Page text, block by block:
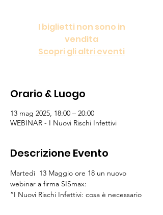
I biglietti non sono in
vendita
Scopri gli altri eventi
Orario & Luogo
13 mag 2025, 18:00 – 20:00
WEBINAR - I Nuovi Rischi Infettivi
Descrizione Evento
Martedì  13 Maggio ore 18 un nuovo
webinar a firma SISmax:
“I Nuovi Rischi Infettivi: cosa è necessario